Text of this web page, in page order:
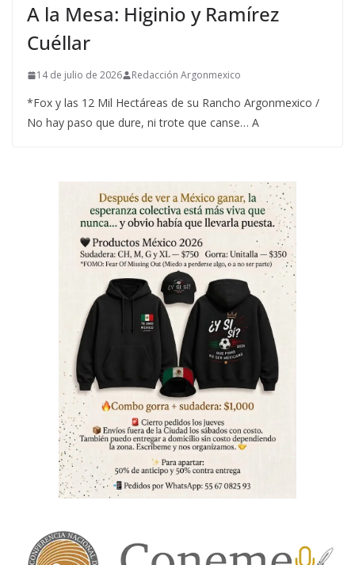
A la Mesa: Higinio y Ramírez
Cuéllar
14 de julio de 2026 Redacción Argonmexico
*Fox y las 12 Mil Hectáreas de su Rancho Argonmexico /
No hay paso que dure, ni trote que canse… A